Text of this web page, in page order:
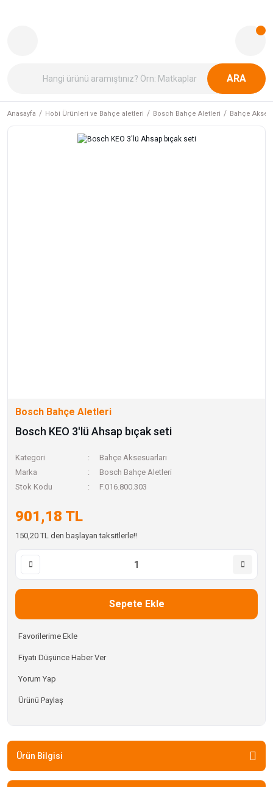
ARA
Anasayfa Hobi Ürünleri ve Bahçe aletleri Bosch Bahçe Aletleri Bahçe
Bosch Bahçe Aletleri
Bosch KEO 3'lü Ahsap bıçak seti
Kategori
Bahçe Aksesuarları
Marka
Bosch Bahçe Aletleri
Stok Kodu
F.016.800.303
901,18 TL
150,20 TL den başlayan taksitlerle!!
Sepete Ekle
Fiyatı Düşünce Haber Ver
Yorum Yap
Ürünü Paylaş
Ürün Bilgisi